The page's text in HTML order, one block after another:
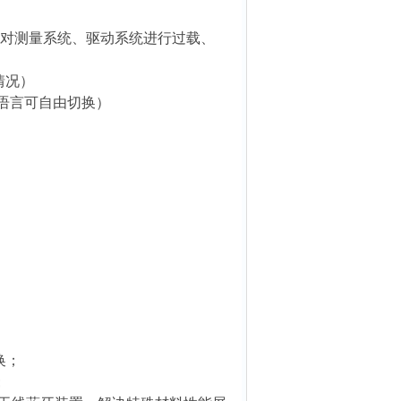
量系统、驱动系统进行过载、
）
可自由切换）